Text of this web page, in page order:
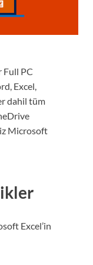
PC
Excel,
dahil tüm
Microsoft
Excel’in